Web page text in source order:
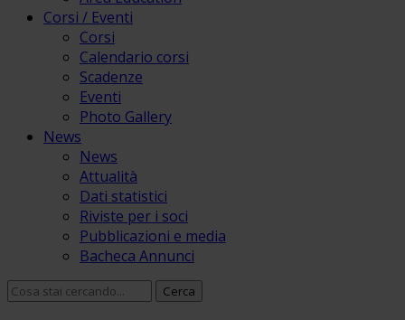
Corsi / Eventi
Corsi
Calendario corsi
Scadenze
Eventi
Photo Gallery
News
News
Attualità
Dati statistici
Riviste per i soci
Pubblicazioni e media
Bacheca Annunci